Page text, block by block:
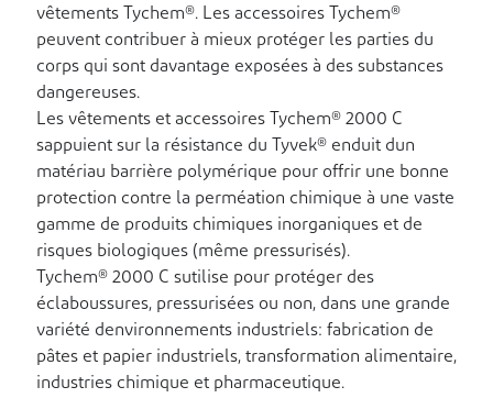
vêtements Tychem®. Les accessoires Tychem®
peuvent contribuer à mieux protéger les parties du
corps qui sont davantage exposées à des substances
dangereuses.
Les vêtements et accessoires Tychem® 2000 C
sappuient sur la résistance du Tyvek® enduit dun
matériau barrière polymérique pour offrir une bonne
protection contre la perméation chimique à une vaste
gamme de produits chimiques inorganiques et de
risques biologiques (même pressurisés).
Tychem® 2000 C sutilise pour protéger des
éclaboussures, pressurisées ou non, dans une grande
variété denvironnements industriels: fabrication de
pâtes et papier industriels, transformation alimentaire,
industries chimique et pharmaceutique.